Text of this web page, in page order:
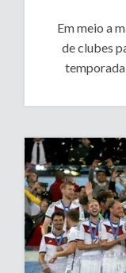
Em meio a
de clubes